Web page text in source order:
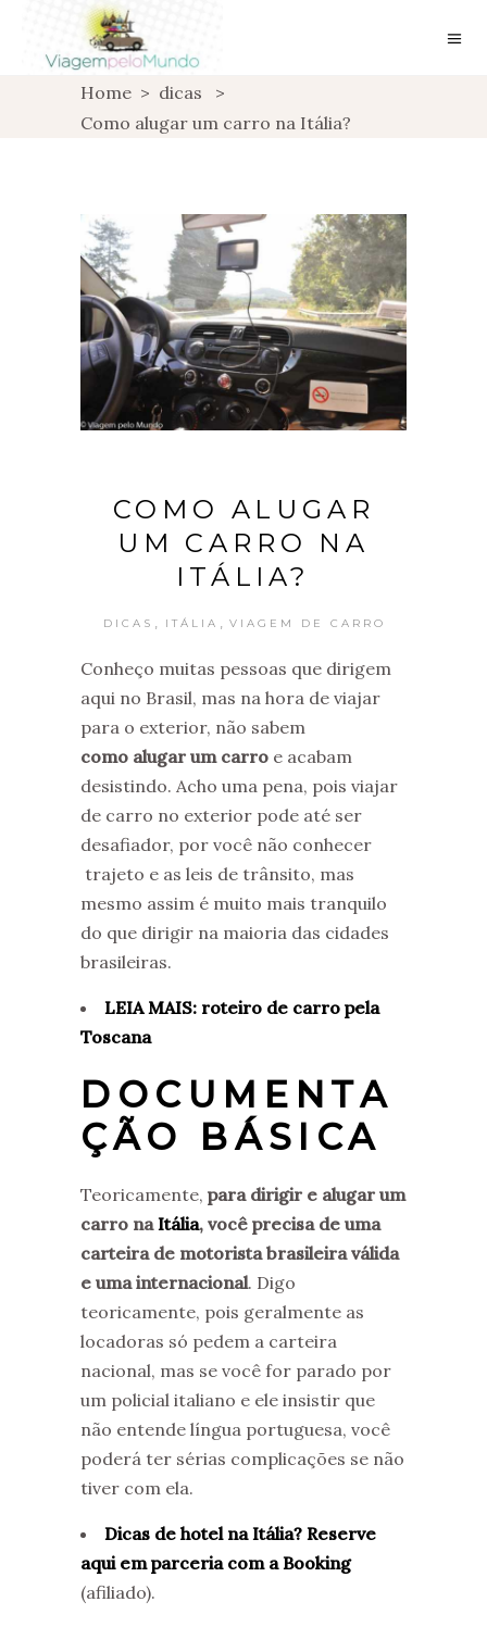
Home > dicas
>
Como alugar um carro na Itália?
COMO ALUGAR
UM CARRO NA
ITÁLIA?
DICAS , ITÁLIA , VIAGEM DE CARRO
Conheço muitas pessoas que dirigem
aqui no Brasil, mas na hora de viajar
para o exterior, não sabem
como alugar um carro e acabam
desistindo. Acho uma pena, pois viajar
de carro no exterior pode até ser
desafiador, por você não conhecer
trajeto e as leis de trânsito, mas
mesmo assim é muito mais tranquilo
do que dirigir na maioria das cidades
brasileiras.
LEIA MAIS: roteiro de carro pela
Toscana
DOCUMENTA
ÇÃO BÁSICA
Teoricamente, para dirigir e alugar um
carro naItália, você precisa de uma
carteira de motorista brasileira válida
e uma internacional. Digo
teoricamente, pois geralmente as
locadoras só pedem a carteira
nacional, mas se você for parado por
um policial italiano e ele insistir que
não entende língua portuguesa, você
poderá ter sérias complicações se não
tiver com ela.
Dicas de hotel na Itália? Reserve
aqui em parceria com a Booking
(afiliado).